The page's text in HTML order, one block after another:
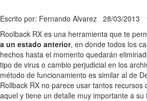
Escrito por: Fernando Alvarez 28/03/2013
Roolback RX es una herramienta que te
a un estado anterior, en donde todos los
hechos hasta el momento quedarán
tipo de virus o cambio perjudicial en los
método de funcionamiento es similar al de
Rollback RX no parece usar tantos recursos
aquel y tiene un detalle muy importante a su